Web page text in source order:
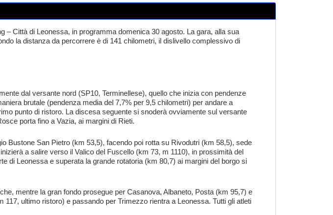
– Città di Leonessa, in programma domenica 30 agosto. La gara, alla sua
la distanza da percorrere è di 141 chilometri, il dislivello complessivo di
dal versante nord (SP10, Terminellese), quello che inizia con pendenze
brutale (pendenza media del 7,7% per 9,5 chilometri) per andare a
punto di ristoro. La discesa seguente si snoderà ovviamente sul versante
porta fino a Vazia, ai margini di Rieti.
Bustone San Pietro (km 53,5), facendo poi rotta su Rivodutri (km 58,5), sede
a salire verso il Valico del Fuscello (km 73, m 1110), in prossimità del
di Leonessa e superata la grande rotatoria (km 80,7) ai margini del borgo si
mentre la gran fondo prosegue per Casanova, Albaneto, Posta (km 95,7) e
ultimo ristoro) e passando per Trimezzo rientra a Leonessa. Tutti gli atleti